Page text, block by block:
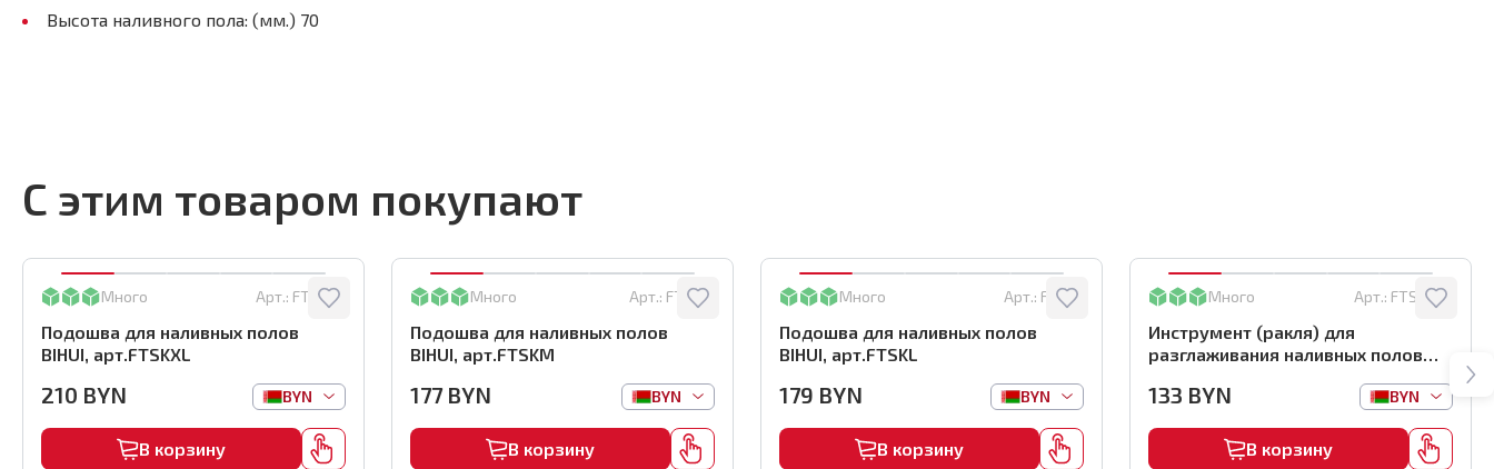
Высота наливного пола: (мм.) 70
С этим товаром покупают
Много Арт.: FTSKXL
Подошва для наливных полов
BIHUI, арт.FTSKXL
210 BYN BYN
В корзину
Много Арт.: FTSKM
Подошва для наливных полов
BIHUI, арт.FTSKM
177 BYN BYN
В корзину
Много Арт.: FTSKL
Подошва для наливных полов
BIHUI, арт.FTSKL
179 BYN BYN
В корзину
Много Арт.: FTSP600
Инструмент (ракля) для
разглаживания наливных полов
133 BYN BYN
В корзину